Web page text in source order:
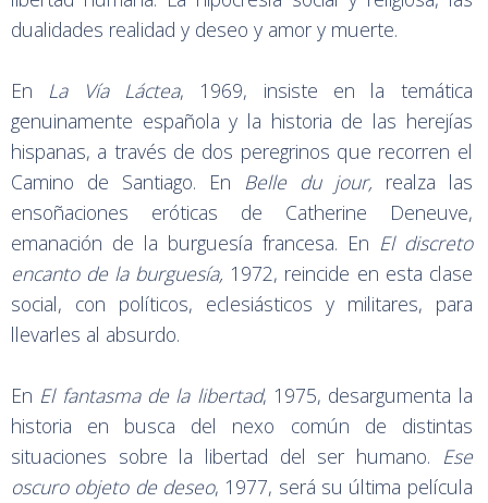
dualidades realidad y deseo y amor y muerte.
En La Vía Láctea, 1969, insiste en la temática
genuinamente española y la historia de las herejías
hispanas, a través de dos peregrinos que recorren el
Camino de Santiago. En Belle du jour, realza las
ensoñaciones eróticas de Catherine Deneuve,
emanación de la burguesía francesa. En El discreto
encanto de la burguesía, 1972, reincide en esta clase
social, con políticos, eclesiásticos y militares, para
llevarles al absurdo.
En El fantasma de la libertad, 1975, desargumenta la
historia en busca del nexo común de distintas
situaciones sobre la libertad del ser humano. Ese
oscuro objeto de deseo, 1977, será su última película